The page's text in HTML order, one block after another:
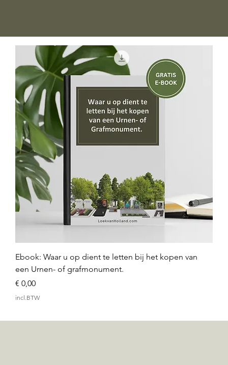
Ebook: Waar u op dient te letten bij het kopen van
een Urnen- of grafmonument.
Prijs
€ 0,00
incl.BTW